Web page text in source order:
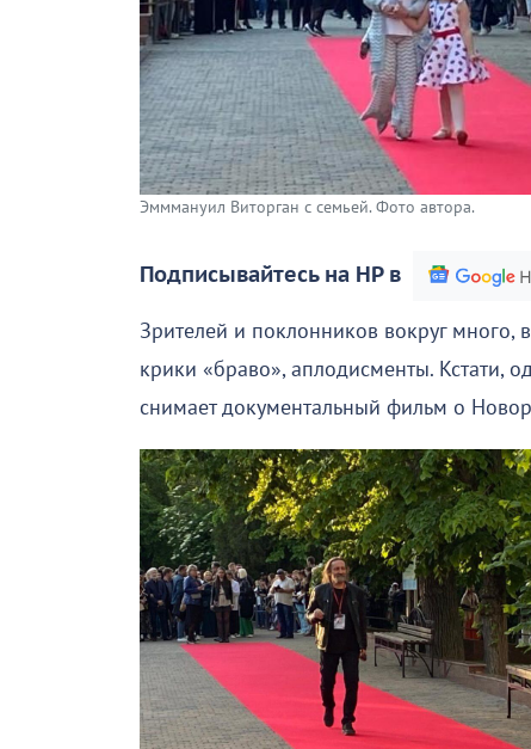
Эмммануил Виторган с семьей. Фото автора.
Подписывайтесь на НР в
Зрителей и поклонников вокруг
крики «браво», аплодисменты. Кстати,
снимает документальный фильм о